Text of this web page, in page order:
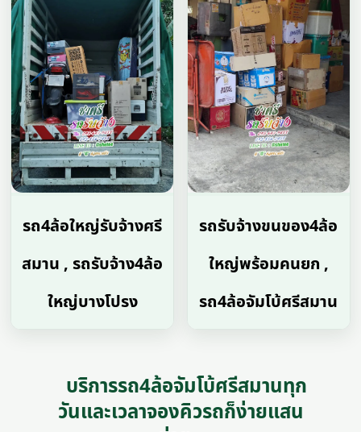
รถ4ล้อใหญ่รับจ้างศรี
สมาน , รถรับจ้าง4ล้อ
ใหญ่บางโปรง
รถรับจ้างขนของ4ล้อ
ใหญ่พร้อมคนยก ,
รถ4ล้อจัมโบ้ศรีสมาน
บริการรถ4ล้อจัมโบ้ศรีสมานทุก
วันและเวลาจองคิวรถก็ง่ายแสน